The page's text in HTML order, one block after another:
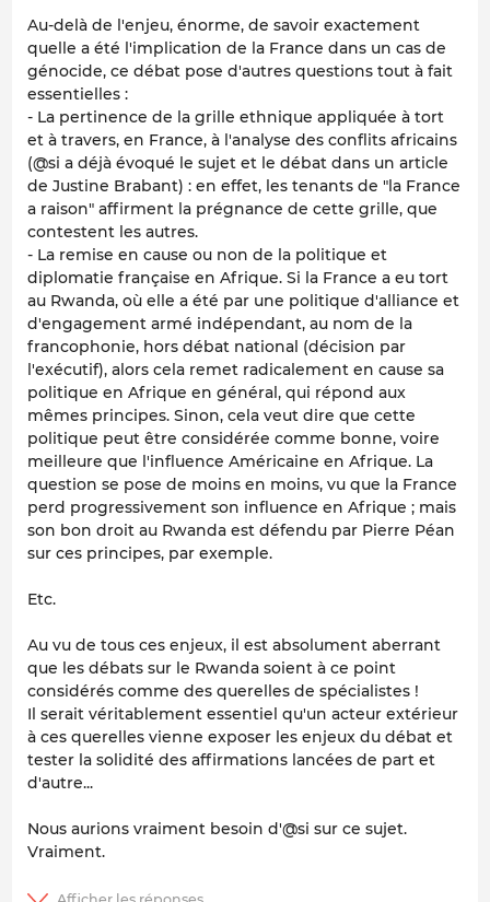
Au-delà de l'enjeu, énorme, de savoir exactement
quelle a été l'implication de la France dans un cas de
génocide, ce débat pose d'autres questions tout à fait
essentielles :
- La pertinence de la grille ethnique appliquée à tort
et à travers, en France, à l'analyse des conflits africains
(@si a déjà évoqué le sujet et le débat dans un article
de Justine Brabant) : en effet, les tenants de "la France
a raison" affirment la prégnance de cette grille, que
contestent les autres.
- La remise en cause ou non de la politique et
diplomatie française en Afrique. Si la France a eu tort
au Rwanda, où elle a été par une politique d'alliance et
d'engagement armé indépendant, au nom de la
francophonie, hors débat national (décision par
l'exécutif), alors cela remet radicalement en cause sa
politique en Afrique en général, qui répond aux
mêmes principes. Sinon, cela veut dire que cette
politique peut être considérée comme bonne, voire
meilleure que l'influence Américaine en Afrique. La
question se pose de moins en moins, vu que la France
perd progressivement son influence en Afrique ; mais
son bon droit au Rwanda est défendu par Pierre Péan
sur ces principes, par exemple.
Etc.
Au vu de tous ces enjeux, il est absolument aberrant
que les débats sur le Rwanda soient à ce point
considérés comme des querelles de spécialistes !
Il serait véritablement essentiel qu'un acteur extérieur
à ces querelles vienne exposer les enjeux du débat et
tester la solidité des affirmations lancées de part et
d'autre...
Nous aurions vraiment besoin d'@si sur ce sujet.
Vraiment.